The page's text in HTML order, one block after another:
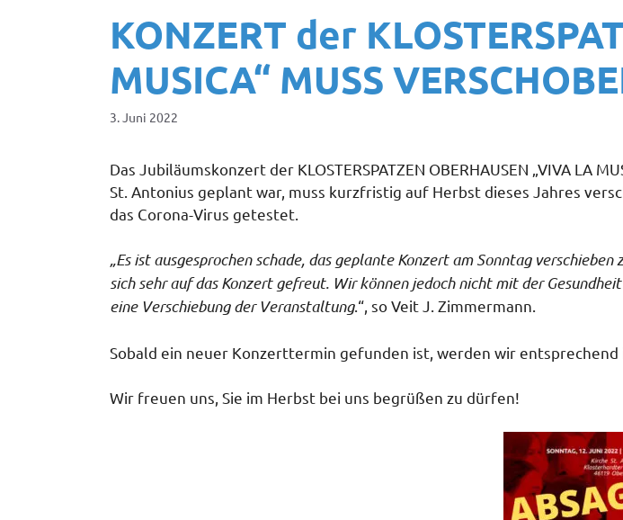
KONZERT der
MUSICA“ MUSS
3. Juni 2022
Das Jubiläumskonzert der KLOSTERSPATZEN OBERHAUSEN „VIVA LA
St. Antonius geplant war, muss kurzfristig auf Herbst dieses Jahres
das Corona-Virus getestet.
„Es ist ausgesprochen schade, das geplante Konzert am Sonntag
sich sehr auf das Konzert gefreut. Wir können jedoch nicht mit der
eine Verschiebung der Veranstaltung.“, so Veit J. Zimmermann.
Sobald ein neuer Konzerttermin gefunden ist, werden wir entsprechend
Wir freuen uns, Sie im Herbst bei uns begrüßen zu dürfen!